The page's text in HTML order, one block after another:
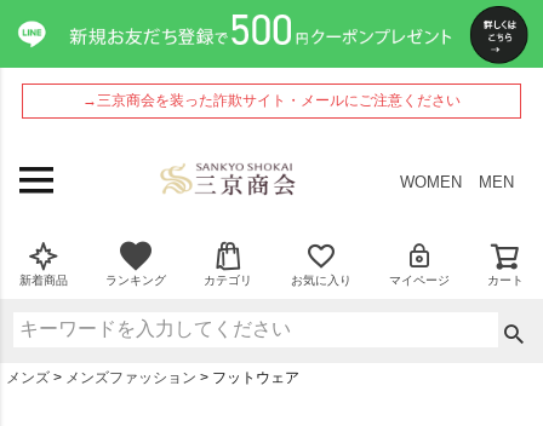
→三京商会を装った詐欺サイト・メールにご注意ください
WOMEN MEN
新着商品 ランキング カテゴリ お気に入り マイページ カート
メンズ メンズファッション フットウェア